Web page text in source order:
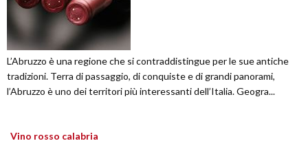
L’Abruzzo è una regione che si contraddistingue per le sue antiche
tradizioni. Terra di passaggio, di conquiste e di grandi panorami,
l’Abruzzo è uno dei territori più interessanti dell’Italia. Geogra...
Vino rosso calabria